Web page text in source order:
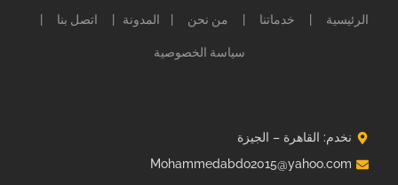
الرئيسية خدماتنا من نحن المدونة اتصل بنا
سياسة الخصوصية
نخدم: القاهرة – الجيزة
Mohammedabdo2015@yahoo.com